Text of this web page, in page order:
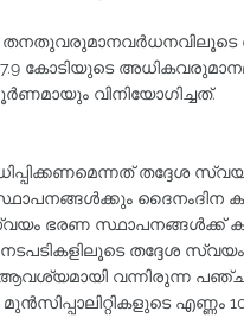
കോടിയുടെ
വിനിയോഗിച്ചത്.
തദ്ദേശ
ദൈനംദിന
ഭരണ സ്ഥാപനങ്ങള്‍ക്ക്
തദ്ദേശ
വന്നിരുന്ന
എണ്ണം